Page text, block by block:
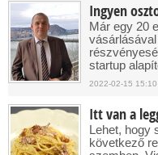
Ingyen
Már egy 20
startup
2022-02-15 15:10
Itt van a
Lehet, hogy
következő